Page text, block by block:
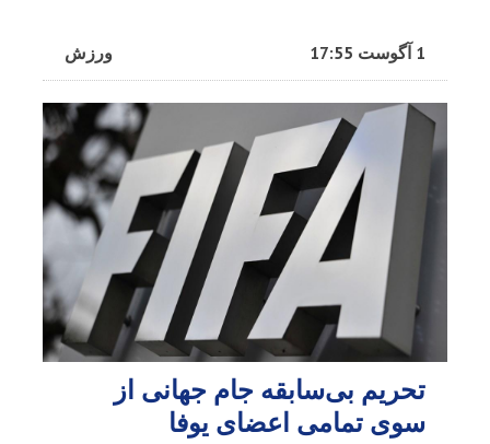
ورزش 1 آگوست 17:55
تحریم بی‌سابقه جام جهانی از
سوی تمامی اعضای یوفا